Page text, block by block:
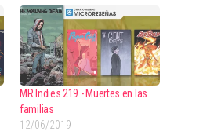
MR Indies 219 - Muertes en las
familias
12/06/2019